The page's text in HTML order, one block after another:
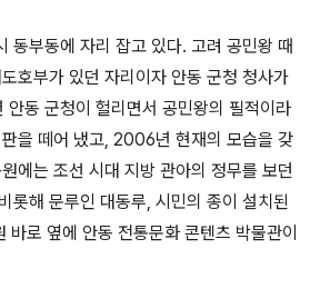
동부동에 자리 잡고 있다. 고려 공민왕 때
호부가 있던 자리이자 안동 군청 청사가
안동 군청이 헐리면서 공민왕의 필적이라
판을 떼어 냈고, 2006년 현재의 모습을 갖
에는 조선 시대 지방 관아의 정무를 보던
롯해 문루인 대동루, 시민의 종이 설치된
바로 옆에 안동 전통문화 콘텐츠 박물관이